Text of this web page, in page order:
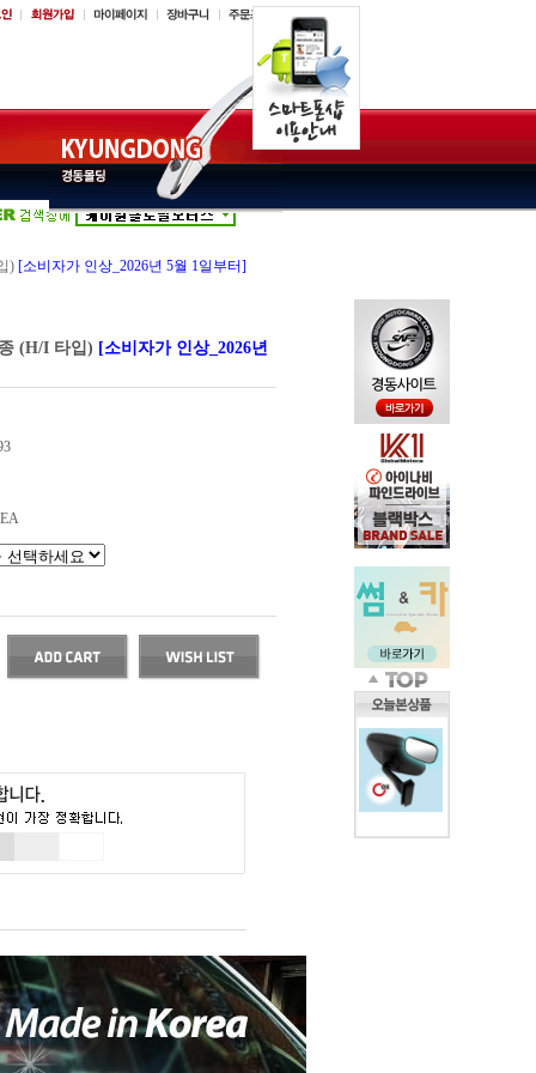
) [소비자가 인상_2026년 5월 1일부터]
(H/I 타입) [소비자가 인상_2026년
EA